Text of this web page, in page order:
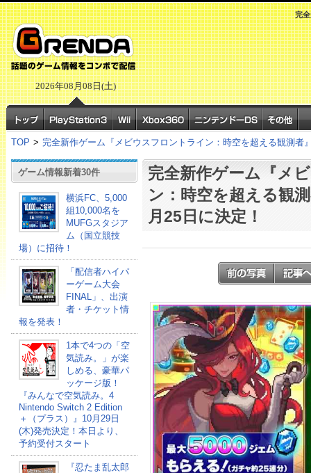
2026年08月08日(土)
完
TOP > 完全新作ゲーム『メビウスフロントライン：時空を超える観測者
ゲーム情報新着30件
横浜FC、5,000
組10,000名を
MUFGスタジア
ム（国立競技
場）に招待！
「配信者ハイパ
ーゲーム大会
FINAL」、出演
者・チケット情
報を発表！
1本で4つの「空
気読み。」が楽
しめる、豪華パ
ッケージ版！
『みんなで空気読み。4
Nintendo Switch 2 Edition
＋（プラス）』10月29日
(木)発売決定！本日より、
予約受付スタート
『忍たま乱太郎
完全新作ゲーム『メ
ン：時空を超える観
月25日に決定！